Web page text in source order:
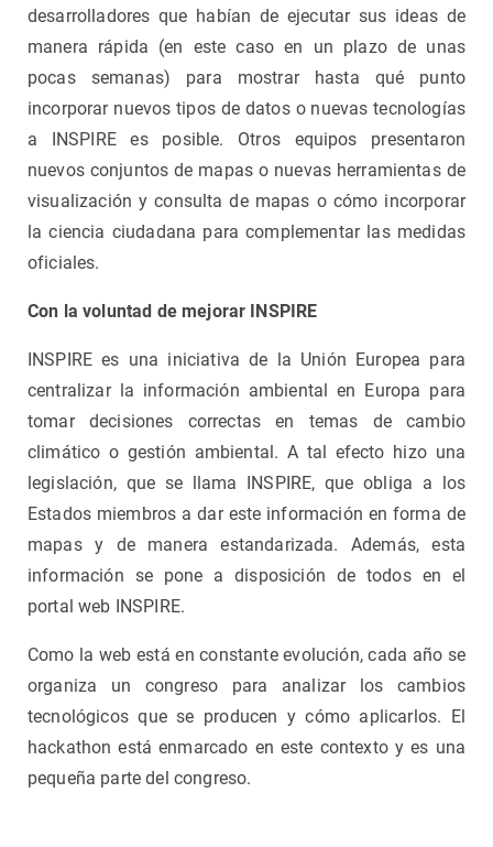
desarrolladores que habían de ejecutar sus ideas de
manera rápida (en este caso en un plazo de unas
pocas semanas) para mostrar hasta qué punto
incorporar nuevos tipos de datos o nuevas tecnologías
a INSPIRE es posible. Otros equipos presentaron
nuevos conjuntos de mapas o nuevas herramientas de
visualización y consulta de mapas o cómo incorporar
la ciencia ciudadana para complementar las medidas
oficiales.
Con la voluntad de mejorar INSPIRE
INSPIRE es una iniciativa de la Unión Europea para
centralizar la información ambiental en Europa para
tomar decisiones correctas en temas de cambio
climático o gestión ambiental. A tal efecto hizo una
legislación, que se llama INSPIRE, que obliga a los
Estados miembros a dar este información en forma de
mapas y de manera estandarizada. Además, esta
información se pone a disposición de todos en el
portal web INSPIRE.
Como la web está en constante evolución, cada año se
organiza un congreso para analizar los cambios
tecnológicos que se producen y cómo aplicarlos. El
hackathon está enmarcado en este contexto y es una
pequeña parte del congreso.